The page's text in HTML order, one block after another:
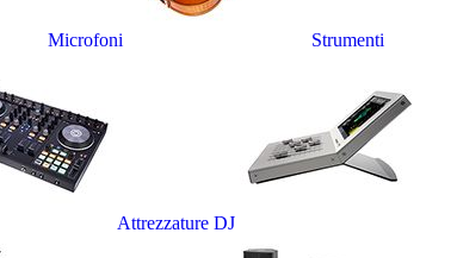
Microfoni Strumenti
Attrezzature DJ